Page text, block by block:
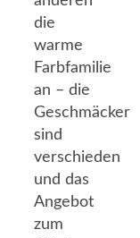
die
warme
Farbfamilie
an – die
Geschmäcker
sind
verschieden
und das
Angebot
zum